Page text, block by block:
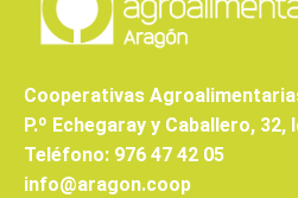
Cooperativas
P.º Echegaray y Caballero,
Teléfono: 976 47 42 05
info@aragon.coop